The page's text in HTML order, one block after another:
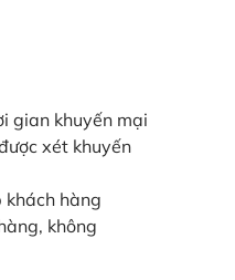
gian khuyến mại
xét khuyến
khách hàng
không